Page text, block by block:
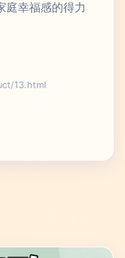
庭幸福感的得力
13.html